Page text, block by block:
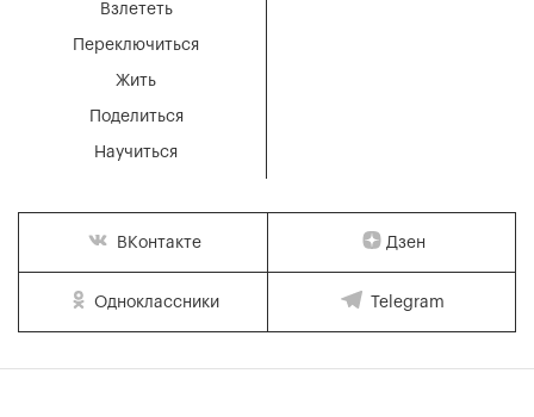
Взлететь
Переключиться
Жить
Поделиться
Научиться
ВКонтакте Дзен
Одноклассники Telegram